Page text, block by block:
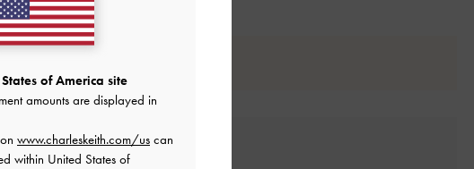
of America site
amounts are displayed in
www.charleskeith.com/us can
within United States of